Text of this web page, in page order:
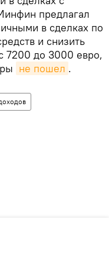
предлагал
в сделках по
и снизить
7200 до 3000 евро,
не пошел .